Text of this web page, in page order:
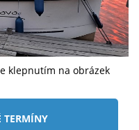
klepnutím na obrázek
TERMÍNY